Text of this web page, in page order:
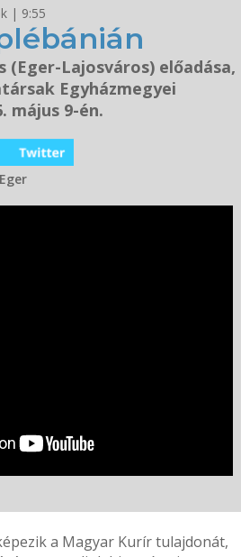
| 9:55
(Eger-Lajosváros) előadása,
Egyházmegyei
május 9-én.
a Magyar Kurír tulajdonát,